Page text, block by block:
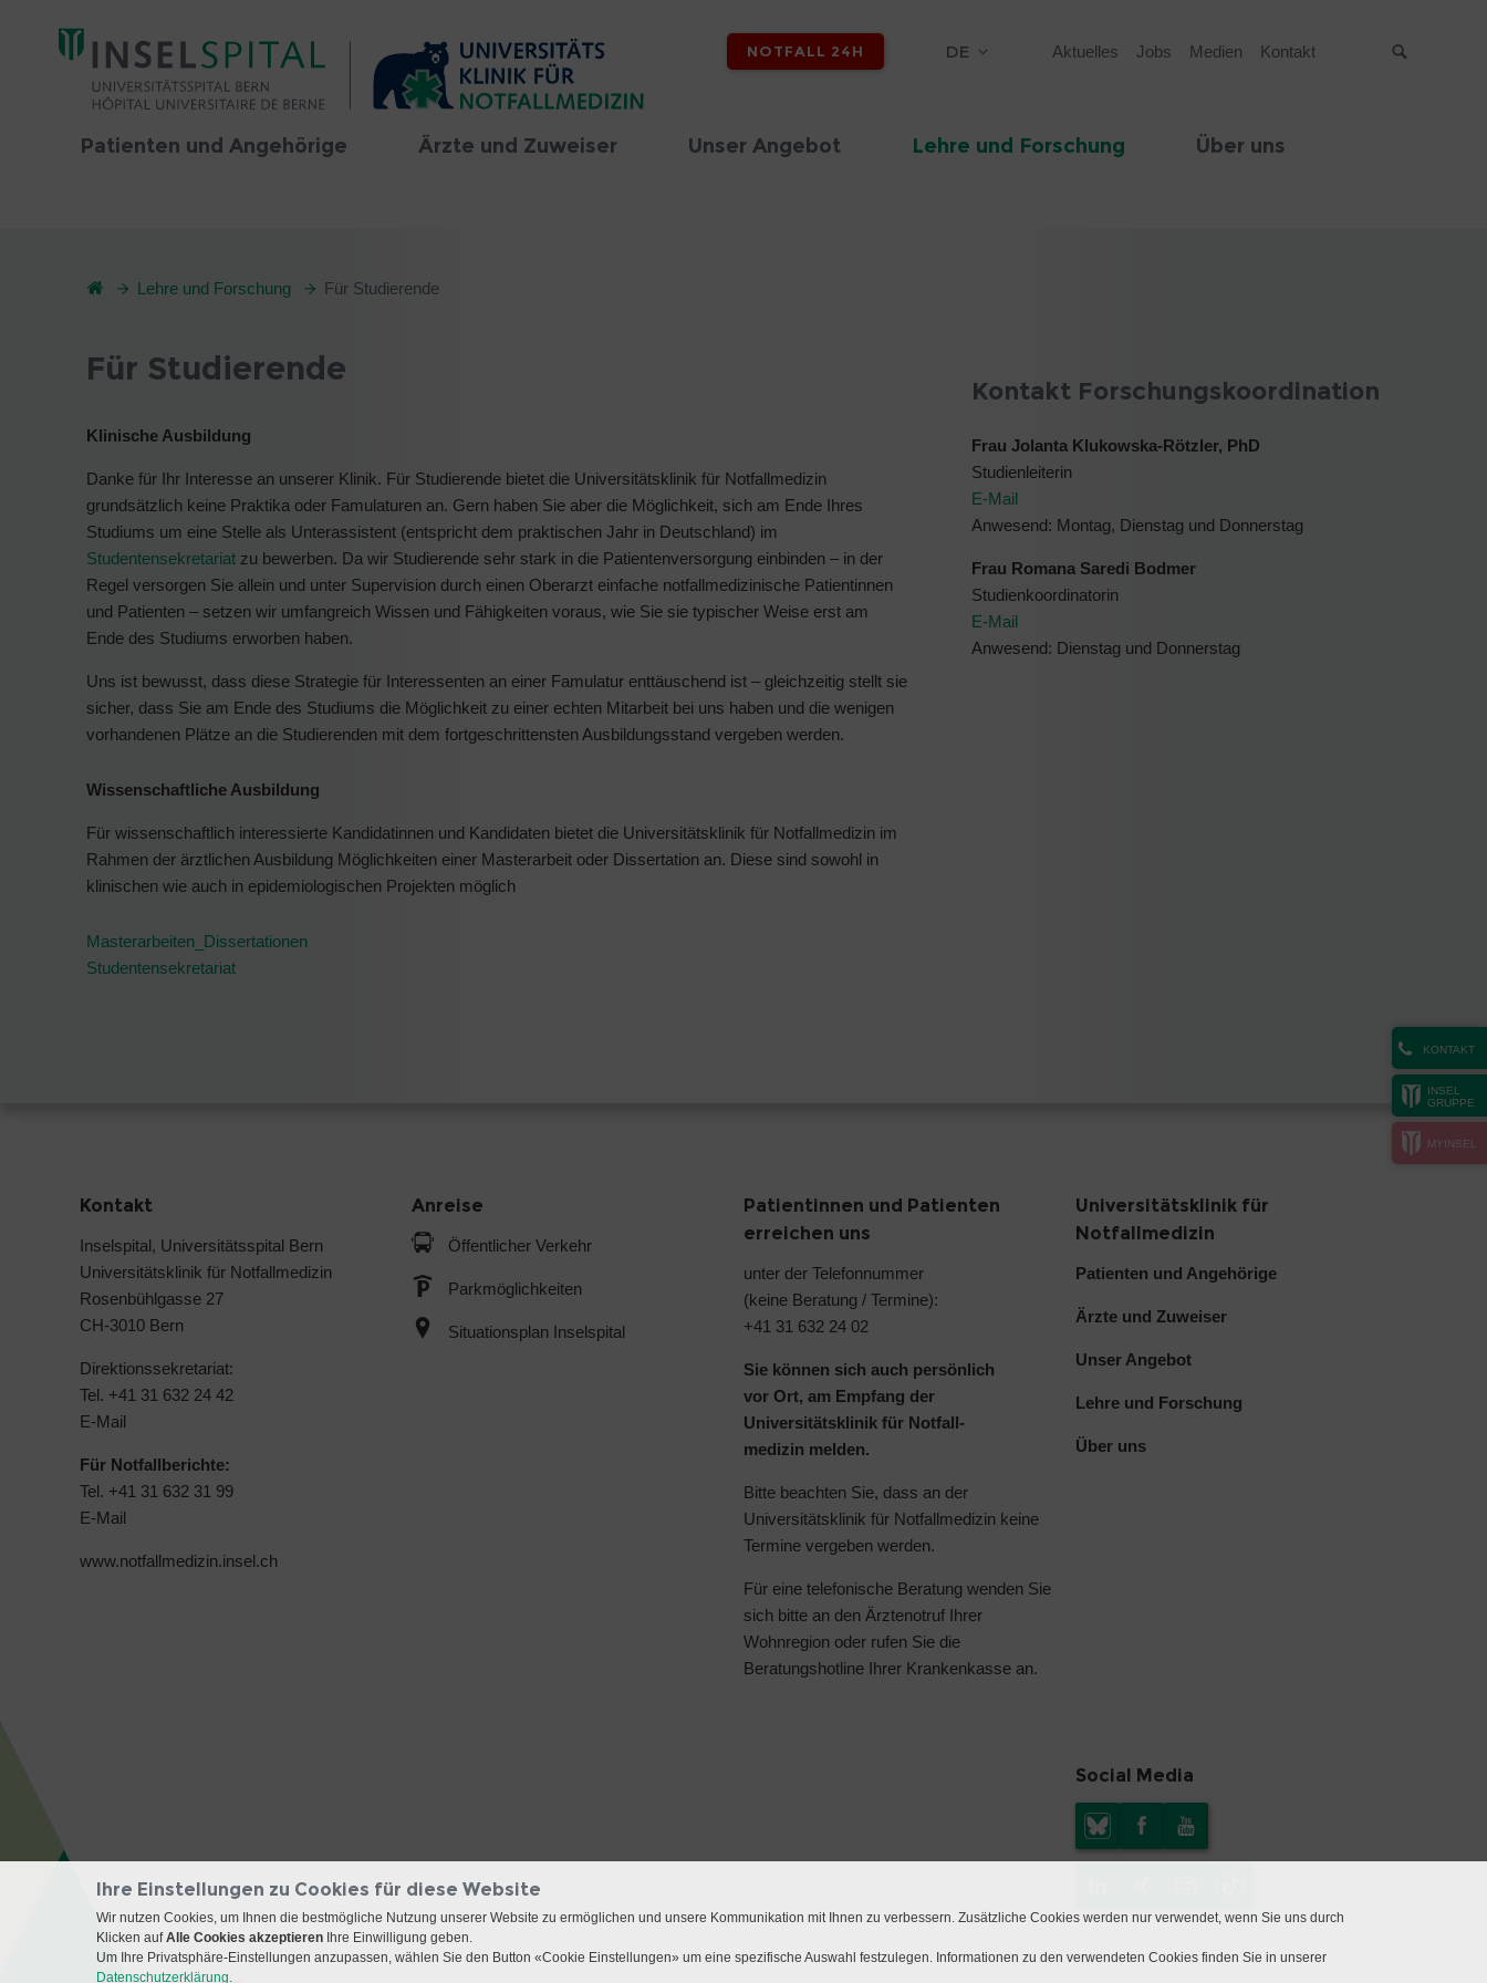
NOTFALL 24H DE Aktuelles Jobs Medien Kontakt
Patienten und Angehörige Ärzte und Zuweiser Unser Angebot Lehre und Forschung Über uns
KONTAKT
INSEL
GRUPPE
MYINSEL
Lehre und Forschung Für Studierende
Für Studierende
Klinische Ausbildung
Danke für Ihr Interesse an unserer Klinik. Für Studierende bietet die Universitätsklinik für Notfallmedizin
grundsätzlich keine Praktika oder Famulaturen an. Gern haben Sie aber die Möglichkeit, sich am Ende Ihres
Studiums um eine Stelle als Unterassistent (entspricht dem praktischen Jahr in Deutschland) im
Studentensekretariat zu bewerben. Da wir Studierende sehr stark in die Patientenversorgung einbinden – in der
Regel versorgen Sie allein und unter Supervision durch einen Oberarzt einfache notfallmedizinische Patientinnen
und Patienten – setzen wir umfangreich Wissen und Fähigkeiten voraus, wie Sie sie typischer Weise erst am
Ende des Studiums erworben haben.
Uns ist bewusst, dass diese Strategie für Interessenten an einer Famulatur enttäuschend ist – gleichzeitig stellt sie
sicher, dass Sie am Ende des Studiums die Möglichkeit zu einer echten Mitarbeit bei uns haben und die wenigen
vorhandenen Plätze an die Studierenden mit dem fortgeschrittensten Ausbildungsstand vergeben werden.
Wissenschaftliche Ausbildung
Für wissenschaftlich interessierte Kandidatinnen und Kandidaten bietet die Universitätsklinik für Notfallmedizin im
Rahmen der ärztlichen Ausbildung Möglichkeiten einer Masterarbeit oder Dissertation an. Diese sind sowohl in
klinischen wie auch in epidemiologischen Projekten möglich
Masterarbeiten_Dissertationen
Studentensekretariat
Kontakt Forschungskoordination
Frau Jolanta Klukowska-Rötzler, PhD
Studienleiterin
E-Mail
Anwesend: Montag, Dienstag und Donnerstag
Frau Romana Saredi Bodmer
Studienkoordinatorin
E-Mail
Anwesend: Dienstag und Donnerstag
Kontakt
Inselspital, Universitätsspital Bern
Universitätsklinik für Notfallmedizin
Rosenbühlgasse 27
CH-3010 Bern
Direktionssekretariat:
Tel. +41 31 632 24 42
E-Mail
Für Notfallberichte:
Tel. +41 31 632 31 99
E-Mail
www.notfallmedizin.insel.ch
Anreise
Öffentlicher Verkehr
Parkmöglichkeiten
Situationsplan Inselspital
Patientinnen und Patienten
erreichen uns
unter der Telefonnummer
(keine Beratung / Termine):
+41 31 632 24 02
Sie können sich auch persönlich
vor Ort, am Empfang der
Universitätsklinik für Notfall-
medizin melden.
Bitte beachten Sie, dass an der
Universitätsklinik für Notfallmedizin keine
Termine vergeben werden.
Für eine telefonische Beratung wenden Sie
sich bitte an den Ärztenotruf Ihrer
Wohnregion oder rufen Sie die
Beratungshotline Ihrer Krankenkasse an.
Universitätsklinik für
Notfallmedizin
Patienten und Angehörige
Ärzte und Zuweiser
Unser Angebot
Lehre und Forschung
Über uns
Social Media
Ihre Einstellungen zu Cookies für diese Website
Wir nutzen Cookies, um Ihnen die bestmögliche Nutzung unserer Website zu ermöglichen und unsere Kommunikation mit Ihnen zu verbessern. Zusätzliche Cookies werden nur verwendet, wenn Sie uns durch
Klicken aufAlle Cookies akzeptieren Ihre Einwilligung geben.
Um Ihre Privatsphäre-Einstellungen anzupassen, wählen Sie den Button «Cookie Einstellungen» um eine spezifische Auswahl festzulegen. Informationen zu den verwendeten Cookies finden Sie in unserer
Datenschutzerklärung.